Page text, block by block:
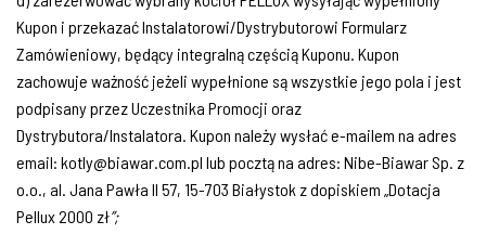
Kupon i przekazać Instalatorowi/Dystrybutorowi Formularz
Zamówieniowy, będący integralną częścią Kuponu. Kupon
zachowuje ważność jeżeli wypełnione są wszystkie jego pola i jest
podpisany przez Uczestnika Promocji oraz
Dystrybutora/Instalatora. Kupon należy wysłać e-mailem na adres
email: kotly@biawar.com.pl lub pocztą na adres: Nibe-Biawar Sp. z
o.o., al. Jana Pawła II 57, 15-703 Białystok z dopiskiem „Dotacja
Pellux 2000 zł”;